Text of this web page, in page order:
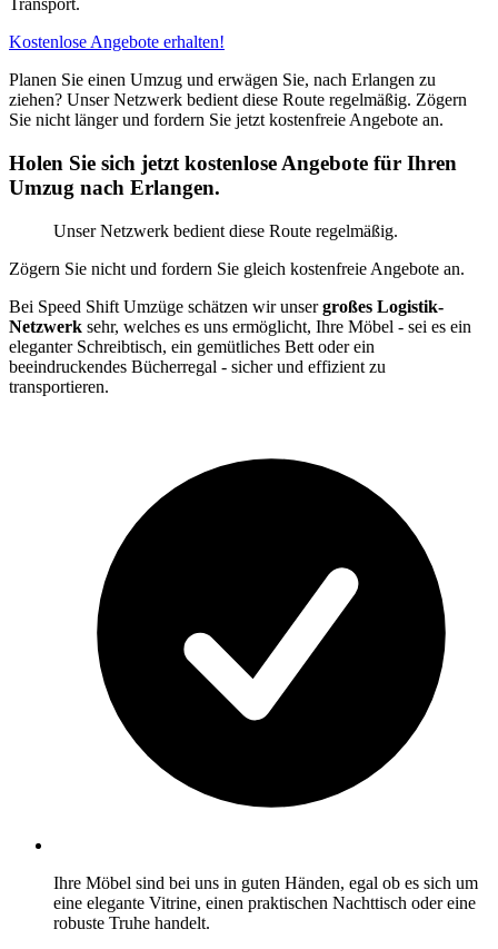
Transport.
Kostenlose Angebote erhalten!
Planen Sie einen Umzug und erwägen Sie, nach Erlangen zu
ziehen? Unser Netzwerk bedient diese Route regelmäßig. Zögern
Sie nicht länger und fordern Sie jetzt kostenfreie Angebote an.
Holen Sie sich jetzt kostenlose Angebote für Ihren
Umzug nach Erlangen.
Unser Netzwerk bedient diese Route regelmäßig.
Zögern Sie nicht und fordern Sie gleich kostenfreie Angebote an.
Bei Speed Shift Umzüge schätzen wir unsergroßes Logistik-
Netzwerk sehr, welches es uns ermöglicht, Ihre Möbel - sei es ein
eleganter Schreibtisch, ein gemütliches Bett oder ein
beeindruckendes Bücherregal - sicher und effizient zu
transportieren.
Ihre Möbel sind bei uns in guten Händen, egal ob es sich um
eine elegante Vitrine, einen praktischen Nachttisch oder eine
robuste Truhe handelt.